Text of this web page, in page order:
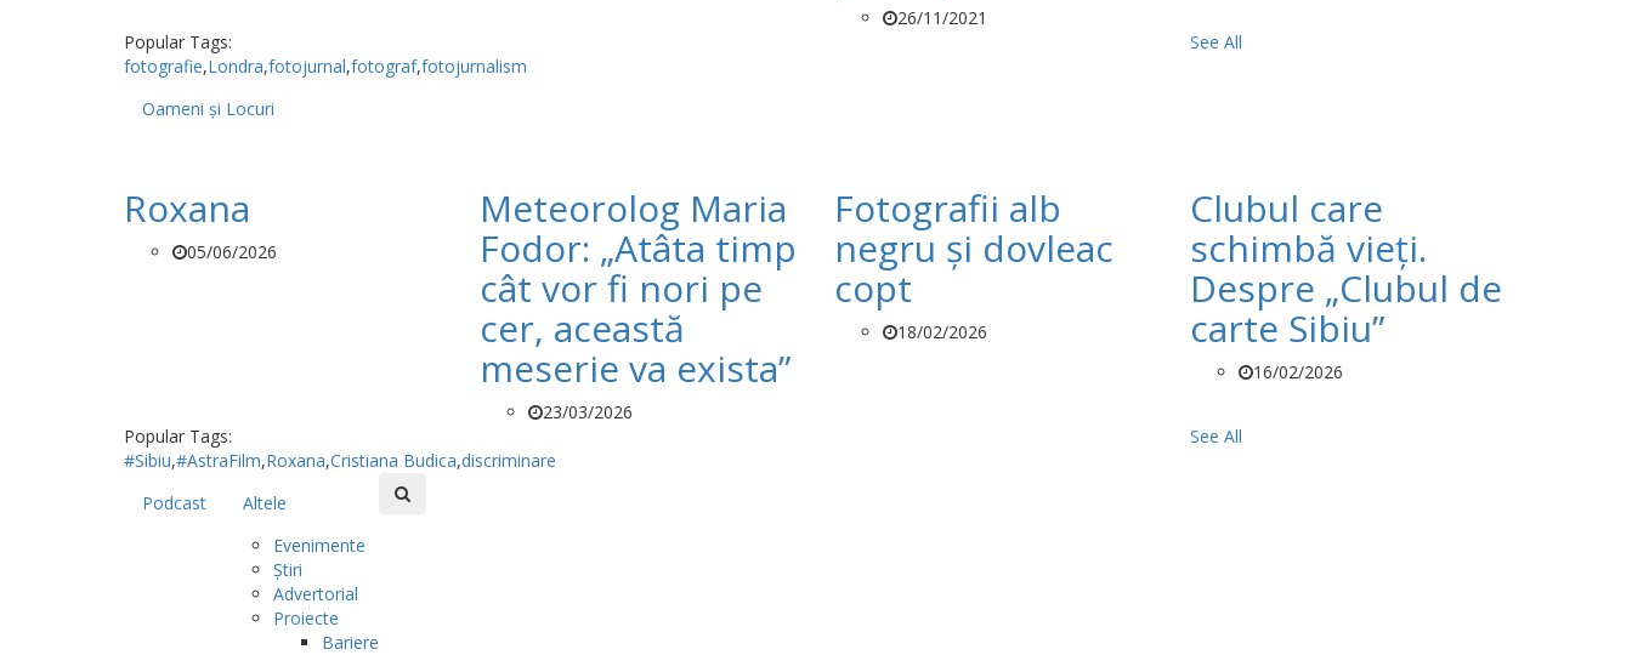
26/11/2021
Popular Tags:
fotografie,Londra,fotojurnal,fotograf,fotojurnalism
See All
Oameni și Locuri
Roxana
05/06/2026
Meteorolog Maria
Fodor: „Atâta timp
cât vor fi nori pe
cer, această
meserie va exista”
23/03/2026
Fotografii alb
negru și dovleac
copt
18/02/2026
Clubul care
schimbă vieți.
Despre „Clubul de
carte Sibiu”
16/02/2026
Popular Tags:
#Sibiu,#AstraFilm,Roxana,Cristiana Budica,discriminare
See All
Podcast
Altele
Evenimente
Știri
Advertorial
Proiecte
Bariere